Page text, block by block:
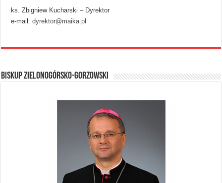
ks. Zbigniew Kucharski – Dyrektor
e-mail:dyrektor@maika.pl
BISKUP ZIELONOGÓRSKO-GORZOWSKI